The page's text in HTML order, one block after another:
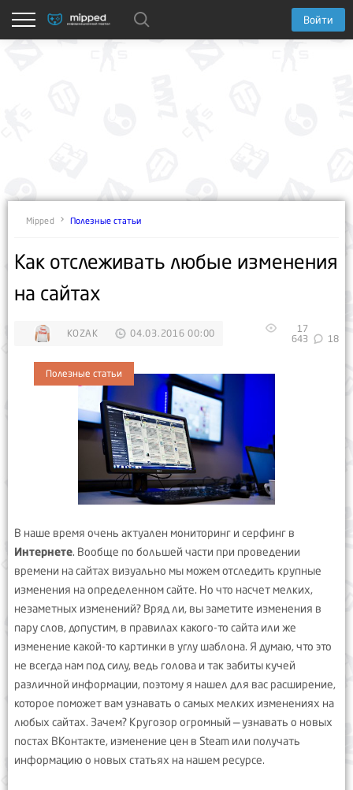
Войти
Mipped Полезные статьи
Как отслеживать любые изменения
на сайтах
KOZAK 04.03.2016 00:00
17
643
18
Полезные статьи
В наше время очень актуален мониторинг и серфинг в
Интернете. Вообще по большей части при проведении
времени на сайтах визуально мы можем отследить крупные
изменения на определенном сайте. Но что насчет мелких,
незаметных изменений? Вряд ли, вы заметите изменения в
пару слов, допустим, в правилах какого-то сайта или же
изменение какой-то картинки в углу шаблона. Я думаю, что это
не всегда нам под силу, ведь голова и так забиты кучей
различной информации, поэтому я нашел для вас расширение,
которое поможет вам узнавать о самых мелких изменениях на
любых сайтах. Зачем? Кругозор огромный — узнавать о новых
постах ВКонтакте, изменение цен в Steam или получать
информацию о новых статьях на нашем ресурсе.